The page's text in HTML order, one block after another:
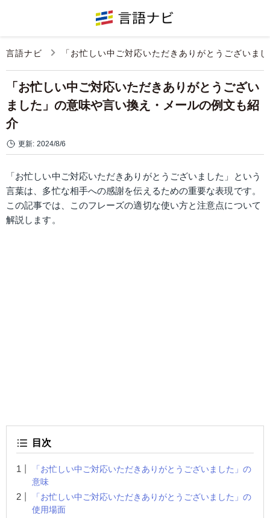
言語ナビ 「お忙しい中ご対応いただきありがとうございま
「お忙しい中ご対応いただきありがとうござい
ました」の意味や言い換え・メールの例文も紹
介
更新: 2024/8/6
「お忙しい中ご対応いただきありがとうございました」という
言葉は、多忙な相手への感謝を伝えるための重要な表現です。
この記事では、このフレーズの適切な使い方と注意点について
解説します。
目次
「お忙しい中ご対応いただきありがとうございました」の
意味
「お忙しい中ご対応いただきありがとうございました」の
使用場面